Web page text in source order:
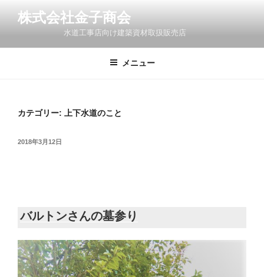
ン
株式会社金子商会
水道工事店向け建築資材取扱販売店
メニュー
カテゴリー: 上下水道のこと
投
2018年3月12日
バルトンさんの墓参り